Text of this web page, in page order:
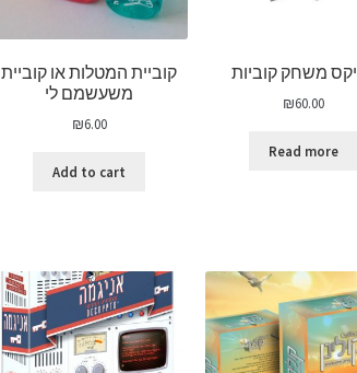
משחק קוביות
₪60.00
Read more
קוביית המטלות או קוביית
משעשמם לי
₪6.00
Add to cart